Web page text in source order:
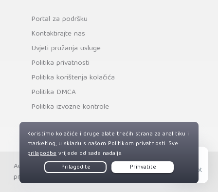
Portal za podršku
Kontaktirajte nas
Uvjeti pružanja usluge
Politika privatnosti
Politika korištenja kolačića
Politika DMCA
Politika izvozne kontrole
Autorska prava © Private Internet Access, Inc. Sva prava
pridržana.
Live Chat